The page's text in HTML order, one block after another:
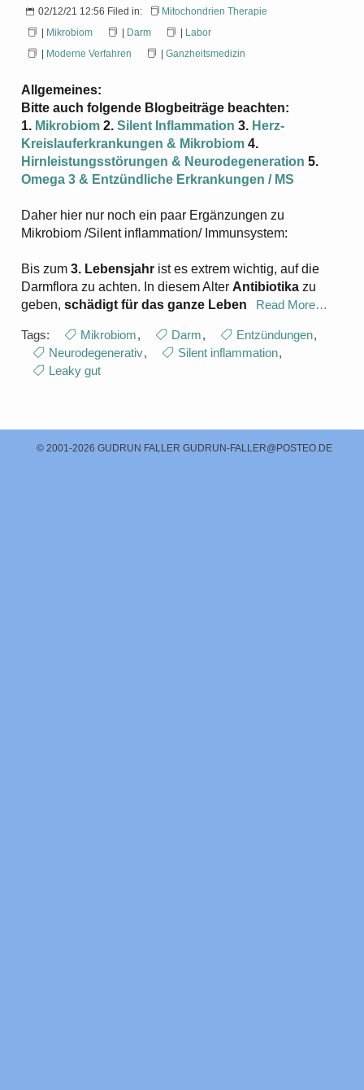
02/12/21 12:56 Filed in:
Mitochondrien Therapie
| Mikrobiom | Darm | Labor
| Moderne Verfahren | Ganzheitsmedizin
Allgemeines:
Bitte auch folgende Blogbeiträge beachten:
1. Mikrobiom 2. Silent Inflammation 3. Herz-
Kreislauferkrankungen & Mikrobiom 4.
Hirnleistungsstörungen & Neurodegeneration 5.
Omega 3 & Entzündliche Erkrankungen / MS
Daher hier nur noch ein paar Ergänzungen zu
Mikrobiom /Silent inflammation/ Immunsystem:
Bis zum 3. Lebensjahr ist es extrem wichtig, auf die
Darmflora zu achten. In diesem Alter Antibiotika zu
geben, schädigt für das ganze Leben Read More…
Tags: Mikrobiom, Darm, Entzündungen,
Neurodegenerativ, Silent inflammation,
Leaky gut
© 2001-2026 GUDRUN FALLER GUDRUN-FALLER@POSTEO.DE